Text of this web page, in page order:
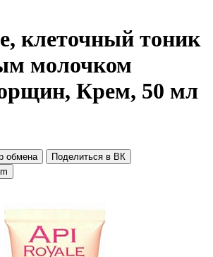
клеточный тоник
молочком
Крем, 50 мл
обмена
Поделиться в ВК